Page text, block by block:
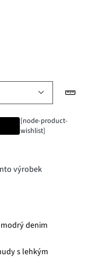
[node-product-
wishlist]
výrobek
denim
s lehkým